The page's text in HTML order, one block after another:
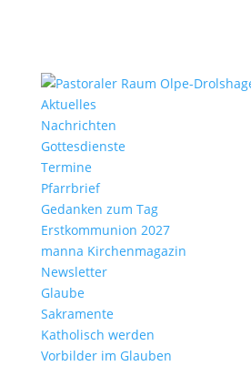
Aktu­elles
Nach­richten
Gottes­dienste
Termine
Pfarr­brief
Gedanken zum Tag
Erst­kom­mu­nion 2027
manna Kirchen­ma­gazin
News­letter
Glaube
Sakra­mente
Katho­lisch werden
Vorbilder im Glauben